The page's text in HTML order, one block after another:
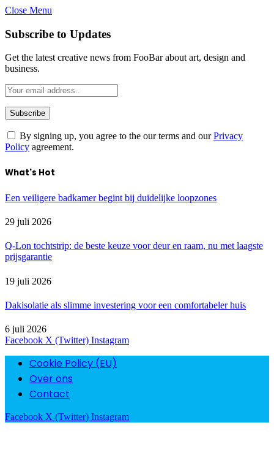
Close Menu
Subscribe to Updates
Get the latest creative news from FooBar about art, design and
business.
By signing up, you agree to the our terms and ourPrivacy
Policy agreement.
What's Hot
Een veiligere badkamer begint bij duidelijke loopzones
29 juli 2026
Q-Lon tochtstrip: de beste keuze voor deur en raam, nu met laagste
prijsgarantie
19 juli 2026
Dakisolatie als slimme investering voor een comfortabeler huis
6 juli 2026
Facebook X (Twitter) Instagram
Cookie Policy (EU)
Over ons
Contact
Facebook X (Twitter) Instagram